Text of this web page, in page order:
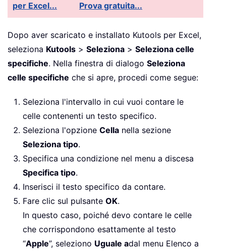
per Excel...
Prova gratuita...
Dopo aver scaricato e installato Kutools per Excel,
seleziona Kutools > Seleziona > Seleziona celle
specifiche. Nella finestra di dialogo Seleziona
celle specifiche che si apre, procedi come segue:
Seleziona l'intervallo in cui vuoi contare le
celle contenenti un testo specifico.
Seleziona l'opzione Cella nella sezione
Seleziona tipo.
Specifica una condizione nel menu a discesa
Specifica tipo.
Inserisci il testo specifico da contare.
Fare clic sul pulsante OK.
In questo caso, poiché devo contare le celle
che corrispondono esattamente al testo
“Apple”, seleziono Uguale adal menu Elenco a